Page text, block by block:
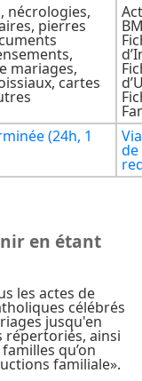
nécrologies,
pierres
mariages,
cartes
(24h, 1
de
en étant
les actes de
célébrés
jusqu'en
répertoriés, ainsi
qu’on
familiale».